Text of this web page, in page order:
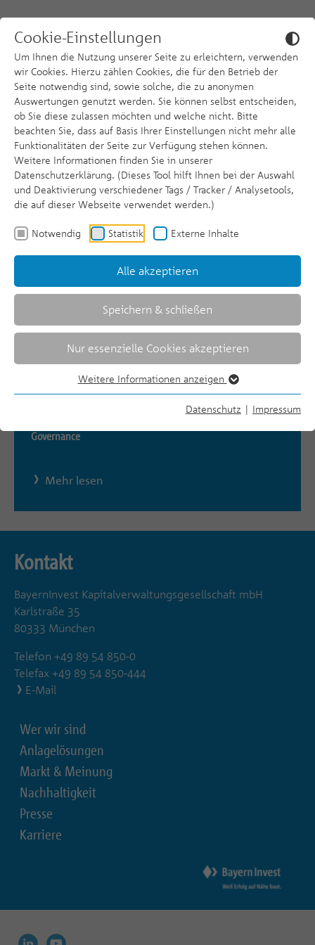
Cookie-Einstellungen
Um Ihnen die Nutzung unserer Seite zu erleichtern, verwenden
wir Cookies. Hierzu zählen Cookies, die für den Betrieb der
Seite notwendig sind, sowie solche, die zu anonymen
Auswertungen genutzt werden. Sie können selbst entscheiden,
ob Sie diese zulassen möchten und welche nicht. Bitte
beachten Sie, dass auf Basis Ihrer Einstellungen nicht mehr alle
Funktionalitäten der Seite zur Verfügung stehen können.
Weitere Informationen finden Sie in unserer
Datenschutzerklärung. (Dieses Tool hilft Ihnen bei der Auswahl
und Deaktivierung verschiedener Tags / Tracker / Analysetools,
die auf dieser Webseite verwendet werden.)
Notwendig Statistik Externe Inhalte
Alle akzeptieren
Speichern & schließen
Nur essenzielle Cookies akzeptieren
Weitere Informationen anzeigen
Datenschutz Impressum
Wer wir sind
Mehr lesen
Governance
Mehr lesen
Kontakt
BayernInvest Kapitalverwaltungsgesellschaft mbH
Karlstraße 35
80333 München
Telefon +49 89 54 850-0
Telefax +49 89 54 850-444
E-Mail
Wer wir sind
Anlagelösungen
Markt & Meinung
Nachhaltigkeit
Presse
Karriere